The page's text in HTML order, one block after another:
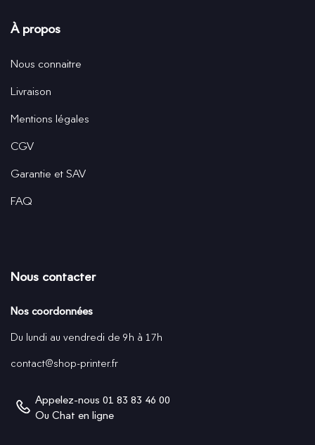
À propos
Nous connaitre
Livraison
Mentions légales
CGV
Garantie et SAV
FAQ
Nous contacter
Nos coordonnées
Du lundi au vendredi de 9h à 17h
contact@shop-printer.fr
Appelez-nous 01 83 83 46 00
Ou Chat en ligne